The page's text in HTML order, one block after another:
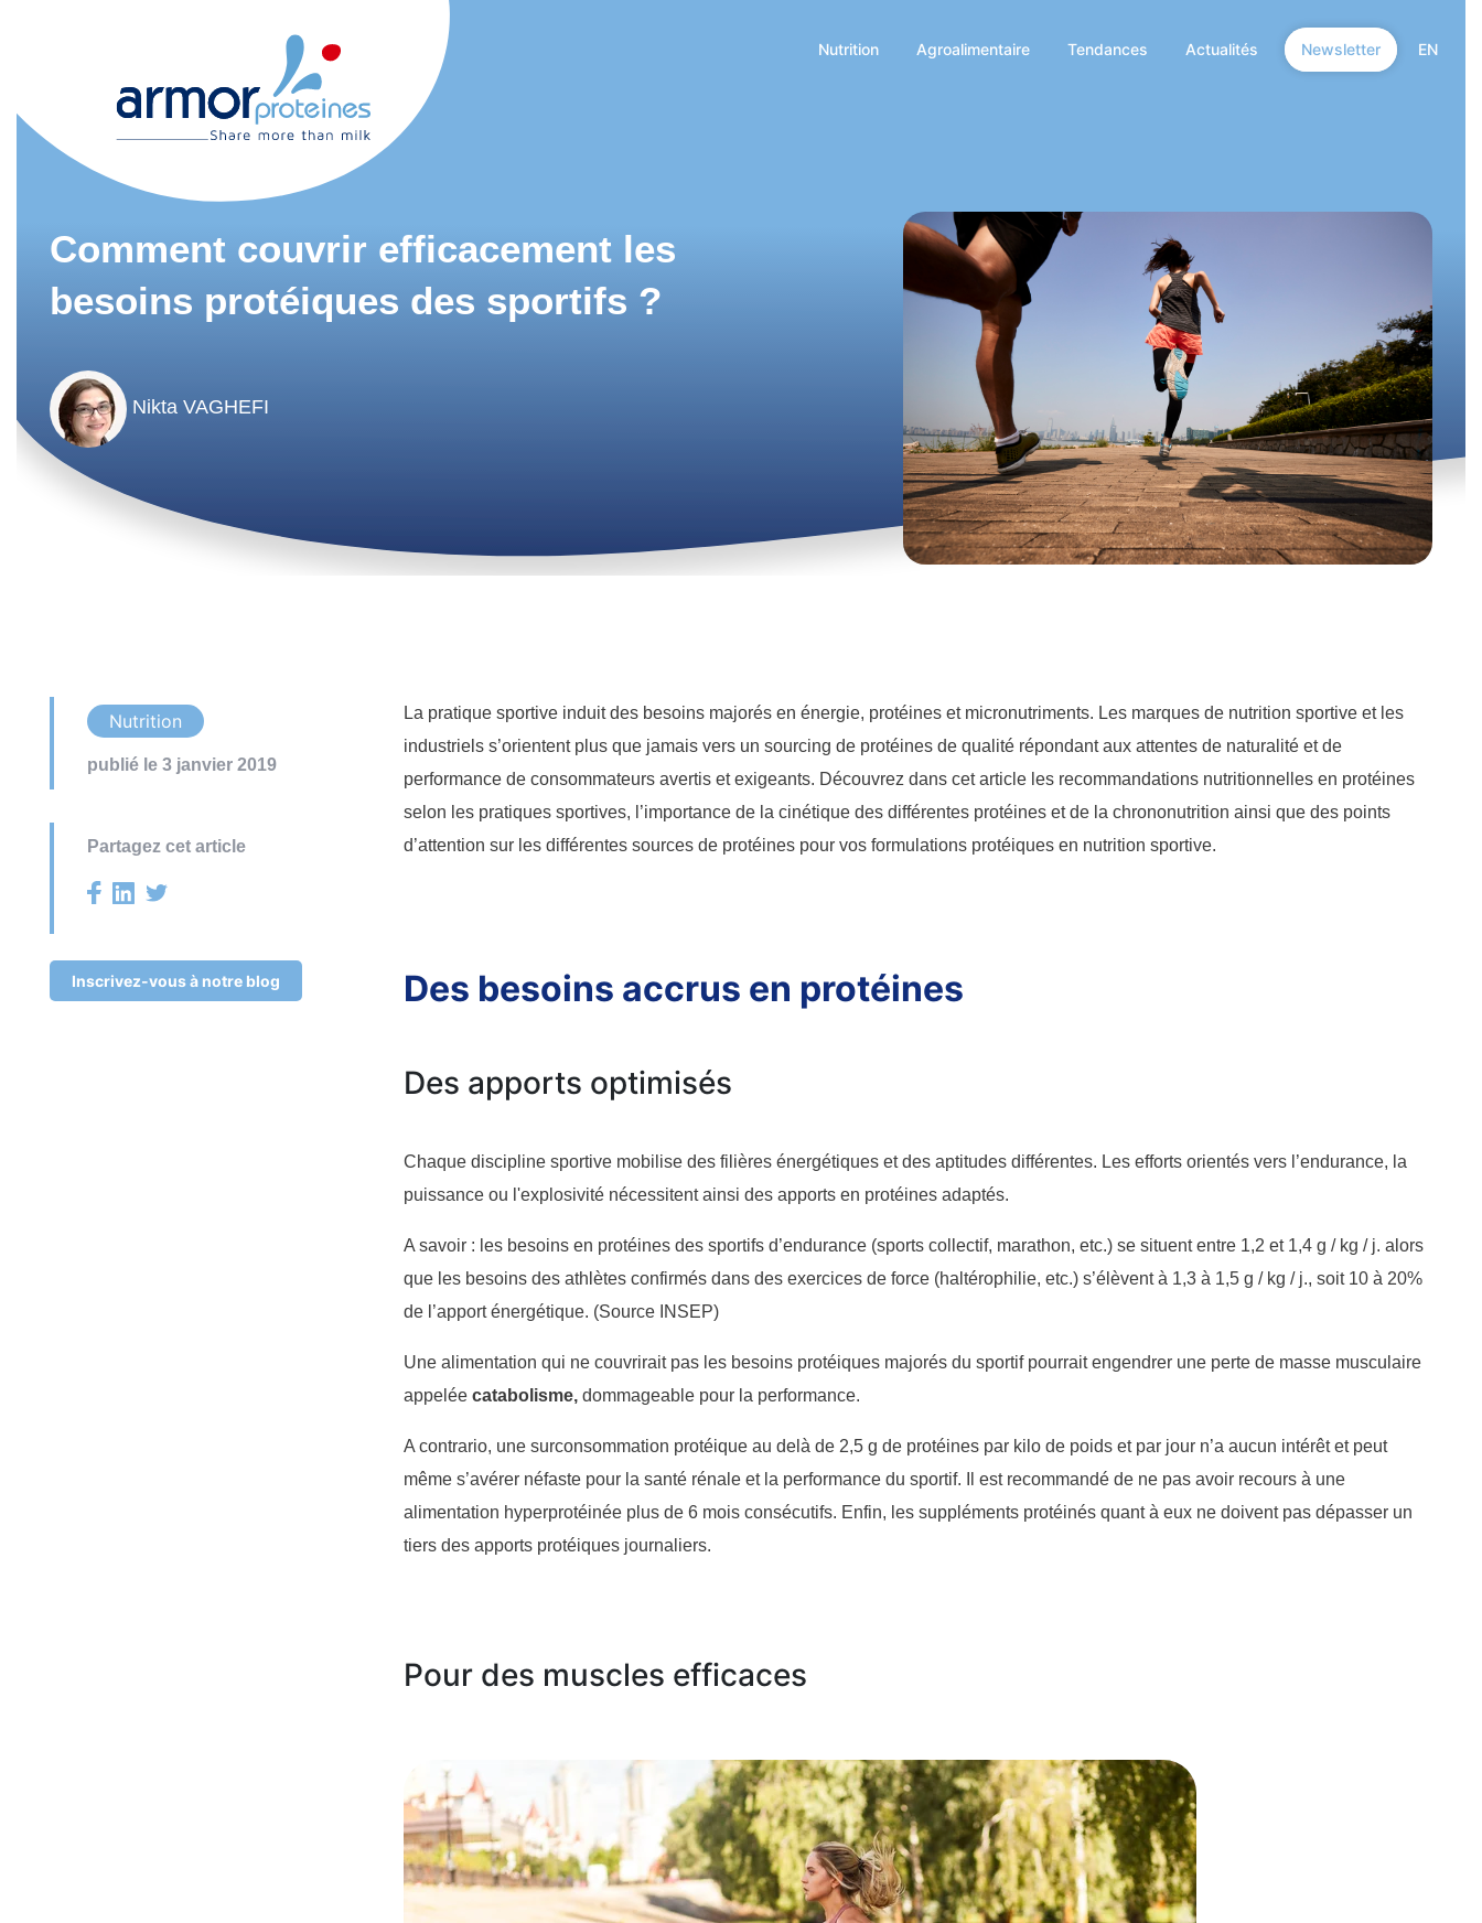
Nutrition Agroalimentaire Tendances Actualités Newsletter EN
Comment couvrir efficacement les
besoins protéiques des sportifs ?
Nikta VAGHEFI
Nutrition
publié le 3 janvier 2019
Partagez cet article
Inscrivez-vous à notre blog
La pratique sportive induit des besoins majorés en énergie, protéines et micronutriments. Les marques de nutrition sportive et les
industriels s’orientent plus que jamais vers un sourcing de protéines de qualité répondant aux attentes de naturalité et de
performance de consommateurs avertis et exigeants. Découvrez dans cet article les recommandations nutritionnelles en protéines
selon les pratiques sportives, l’importance de la cinétique des différentes protéines et de la chrononutrition ainsi que des points
d’attention sur les différentes sources de protéines pour vos formulations protéiques en nutrition sportive.
Des besoins accrus en protéines
Des apports optimisés
Chaque discipline sportive mobilise des filières énergétiques et des aptitudes différentes. Les efforts orientés vers l’endurance, la
puissance ou l'explosivité nécessitent ainsi des apports en protéines adaptés.
A savoir : les besoins en protéines des sportifs d’endurance (sports collectif, marathon, etc.) se situent entre 1,2 et 1,4 g / kg / j. alors
que les besoins des athlètes confirmés dans des exercices de force (haltérophilie, etc.) s’élèvent à 1,3 à 1,5 g / kg / j., soit 10 à 20%
de l’apport énergétique. (Source INSEP)
Une alimentation qui ne couvrirait pas les besoins protéiques majorés du sportif pourrait engendrer une perte de masse musculaire
appelée catabolisme, dommageable pour la performance.
A contrario, une surconsommation protéique au delà de 2,5 g de protéines par kilo de poids et par jour n’a aucun intérêt et peut
même s’avérer néfaste pour la santé rénale et la performance du sportif. Il est recommandé de ne pas avoir recours à une
alimentation hyperprotéinée plus de 6 mois consécutifs. Enfin, les suppléments protéinés quant à eux ne doivent pas dépasser un
tiers des apports protéiques journaliers.
Pour des muscles efficaces